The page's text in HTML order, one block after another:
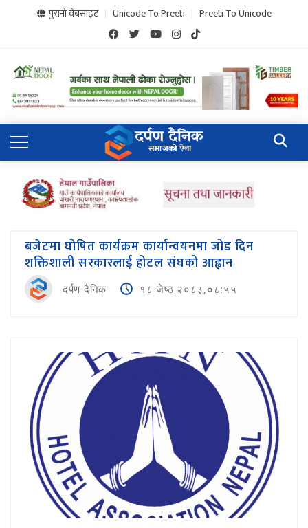
पुरानो वेबसाइट Unicode To Preeti Preeti To Unicode
बजेटमा घोषित कार्यक्रम कार्यान्वयनमा जोड दिन
शक्तिशाली सरकारलाई होटल संघको आह्वान
दर्पण दैनिक १८ जेष्ठ २०८३,०८:५५